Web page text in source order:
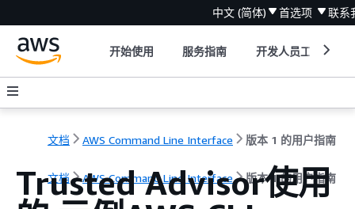
中文 (简体) 首选项 联系
开始使用 服务指南 开发人员工具
文档 AWS Command Line Interface 版本 1 的用户指南
文档 AWS Command Line Interface 版本 1 的用户指南
Trusted Advisor使用